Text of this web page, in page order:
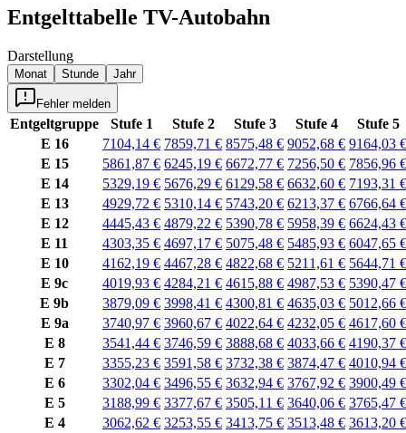
Entgelttabelle TV-Autobahn
Darstellung
Monat Stunde Jahr
Fehler melden
Entgeltgruppe Stufe 1 Stufe 2 Stufe 3 Stufe 4
Stufe 5
E 16
7104,14 € 7859,71 € 8575,48 € 9052,68 € 9164,03 €
E 15
5861,87 € 6245,19 € 6672,77 € 7256,50 € 7856,96 €
E 14
5329,19 € 5676,29 € 6129,58 € 6632,60 € 7193,31 €
E 13
4929,72 € 5310,14 € 5743,20 € 6213,37 € 6766,64 €
E 12
4445,43 € 4879,22 € 5390,78 € 5958,39 € 6624,43 €
E 11
4303,35 € 4697,17 € 5075,48 € 5485,93 € 6047,65 €
E 10
4162,19 € 4467,28 € 4822,68 € 5211,61 € 5644,71 €
E 9c
4019,93 € 4284,21 € 4615,88 € 4987,53 € 5390,47 €
E 9b
3879,09 € 3998,41 € 4300,81 € 4635,03 € 5012,66 €
E 9a
3740,97 € 3960,67 € 4022,64 € 4232,05 € 4617,60 €
E 8
3541,44 € 3746,59 € 3888,68 € 4033,66 € 4190,37 €
E 7
3355,23 € 3591,58 € 3732,38 € 3874,47 € 4010,94 €
E 6
3302,04 € 3496,55 € 3632,94 € 3767,92 € 3900,49 €
E 5
3188,99 € 3377,67 € 3505,11 € 3640,06 € 3765,47 €
E 4
3062,62 € 3253,55 € 3413,75 € 3513,48 € 3613,20 €